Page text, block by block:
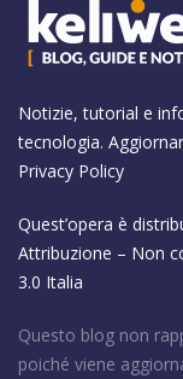
Notizie, tutorial e
tecnologia.
Privacy Policy
Quest’opera è
Attribuzione – Non
3.0 Italia
Questo blog non
poiché viene